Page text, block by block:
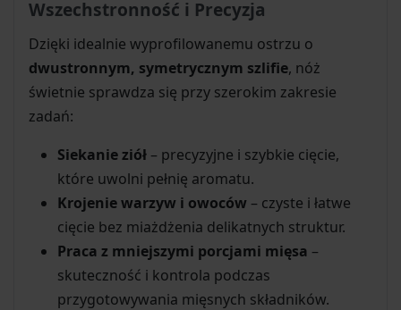
Wszechstronność i Precyzja
Dzięki idealnie wyprofilowanemu ostrzu o
dwustronnym, symetrycznym szlifie, nóż
świetnie sprawdza się przy szerokim zakresie
zadań:
Siekanie ziół – precyzyjne i szybkie cięcie,
które uwolni pełnię aromatu.
Krojenie warzyw i owoców – czyste i łatwe
cięcie bez miażdżenia delikatnych struktur.
Praca z mniejszymi porcjami mięsa –
skuteczność i kontrola podczas
przygotowywania mięsnych składników.